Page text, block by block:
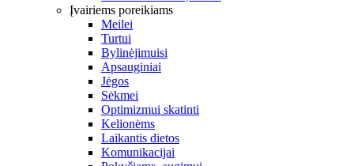
Įvairiems poreikiams
Meilei
Turtui
Bylinėjimuisi
Apsauginiai
Jėgos
Sėkmei
Optimizmui skatinti
Kelionėms
Laikantis dietos
Komunikacijai